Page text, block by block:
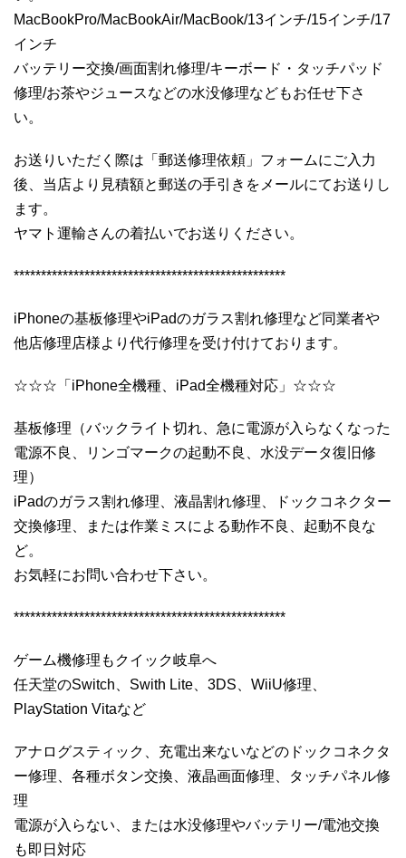
MacBookPro/MacBookAir/MacBook/13インチ/15インチ/17
インチ
バッテリー交換/画面割れ修理/キーボード・タッチパッド
修理/お茶やジュースなどの水没修理などもお任せ下さ
い。
お送りいただく際は「郵送修理依頼」フォームにご入力
後、当店より見積額と郵送の手引きをメールにてお送りし
ます。
ヤマト運輸さんの着払いでお送りください。
**************************************************
iPhoneの基板修理やiPadのガラス割れ修理など同業者や
他店修理店様より代行修理を受け付けております。
☆☆☆「iPhone全機種、iPad全機種対応」☆☆☆
基板修理（バックライト切れ、急に電源が入らなくなった
電源不良、リンゴマークの起動不良、水没データ復旧修
理）
iPadのガラス割れ修理、液晶割れ修理、ドックコネクター
交換修理、または作業ミスによる動作不良、起動不良な
ど。
お気軽にお問い合わせ下さい。
**************************************************
ゲーム機修理もクイック岐阜へ
任天堂のSwitch、Swith Lite、3DS、WiiU修理、
PlayStation Vitaなど
アナログスティック、充電出来ないなどのドックコネクタ
ー修理、各種ボタン交換、液晶画面修理、タッチパネル修
理
電源が入らない、または水没修理やバッテリー/電池交換
も即日対応